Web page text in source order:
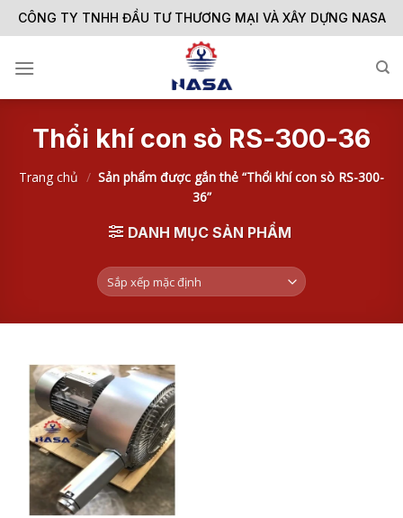
Skip
to
CÔNG TY TNHH ĐẦU TƯ THƯƠNG MẠI VÀ XÂY DỰNG NASA
Thổi khí con sò RS-300-36
Trang chủ / Sản phẩm được gắn thẻ “Thổi khí con sò RS-300-
36”
DANH MỤC SẢN PHẨM